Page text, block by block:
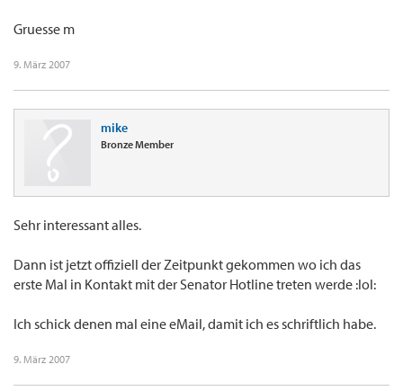
Gruesse m
9. März 2007
mike
Bronze Member
Sehr interessant alles.
Dann ist jetzt offiziell der Zeitpunkt gekommen wo ich das
erste Mal in Kontakt mit der Senator Hotline treten werde :lol:
Ich schick denen mal eine eMail, damit ich es schriftlich habe.
9. März 2007